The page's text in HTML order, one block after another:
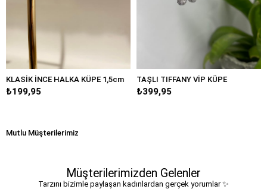
HALKA KÜPE 1,5cm TAŞLI TIFFANY VİP KÜPE
Mutlu Müşterilerimiz
Müşterilerimizden Gelenler
Tarzını bizimle paylaşan kadınlardan gerçek yorumlar ✨